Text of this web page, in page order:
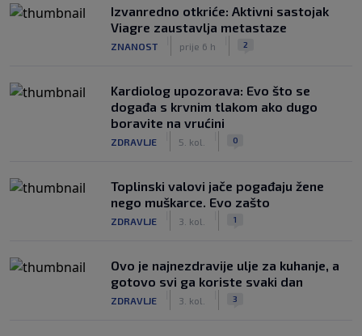
Izvanredno otkriće: Aktivni sastojak
Viagre zaustavlja metastaze
ZNANOST prije 6 h 2
Kardiolog upozorava: Evo što se
događa s krvnim tlakom ako dugo
boravite na vrućini
ZDRAVLJE 5. kol. 0
Toplinski valovi jače pogađaju žene
nego muškarce. Evo zašto
ZDRAVLJE 3. kol. 1
Ovo je najnezdravije ulje za kuhanje, a
gotovo svi ga koriste svaki dan
ZDRAVLJE 3. kol. 3